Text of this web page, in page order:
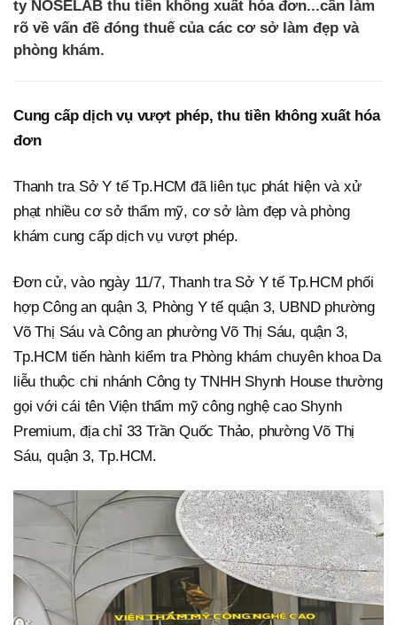
ty NOSELAB thu tiền không xuất hóa đơn...cần làm
rõ về vấn đề đóng thuế của các cơ sở làm đẹp và
phòng khám.
Cung cấp dịch vụ vượt phép, thu tiền không xuất hóa
đơn
Thanh tra Sở Y tế Tp.HCM đã liên tục phát hiện và xử
phạt nhiều cơ sở thẩm mỹ, cơ sở làm đẹp và phòng
khám cung cấp dịch vụ vượt phép.
Đơn cử, vào ngày 11/7, Thanh tra Sở Y tế Tp.HCM phối
hợp Công an quận 3, Phòng Y tế quận 3, UBND phường
Võ Thị Sáu và Công an phường Võ Thị Sáu, quận 3,
Tp.HCM tiến hành kiểm tra Phòng khám chuyên khoa Da
liễu thuộc chi nhánh Công ty TNHH Shynh House thường
gọi với cái tên Viện thẩm mỹ công nghệ cao Shynh
Premium, địa chỉ 33 Trần Quốc Thảo, phường Võ Thị
Sáu, quận 3, Tp.HCM.